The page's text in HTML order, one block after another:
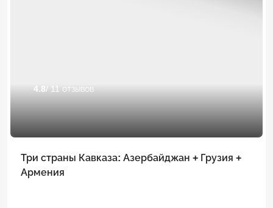
4.8/ 11 отзывов
Три страны Кавказа: Азербайджан + Грузия +
Армения